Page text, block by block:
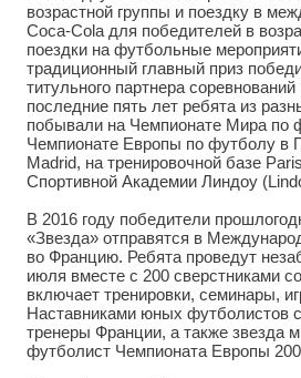
возрастной группы и поездку в
Coca-Cola для победителей в
поездки на футбольные
традиционный главный приз
титульного партнера
последние пять лет ребята из
побывали на Чемпионате Мира
Чемпионате Европы по футболу в
Madrid, на тренировочной базе
Спортивной Академии Линдоу
В 2016 году победители
«Звезда» отправятся в
во Францию. Ребята проведут
июля вместе с 200 сверстниками
включает тренировки, семинары,
Наставниками юных футболистов
тренеры Франции, а также звезда
футболист Чемпионата Европы